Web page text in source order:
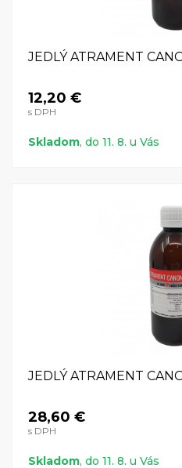
JEDLÝ ATRAMENT
12,20 €
s DPH
Skladom, do 11. 8. u Vás
JEDLÝ ATRAMENT
28,60 €
s DPH
Skladom, do 11. 8. u Vás